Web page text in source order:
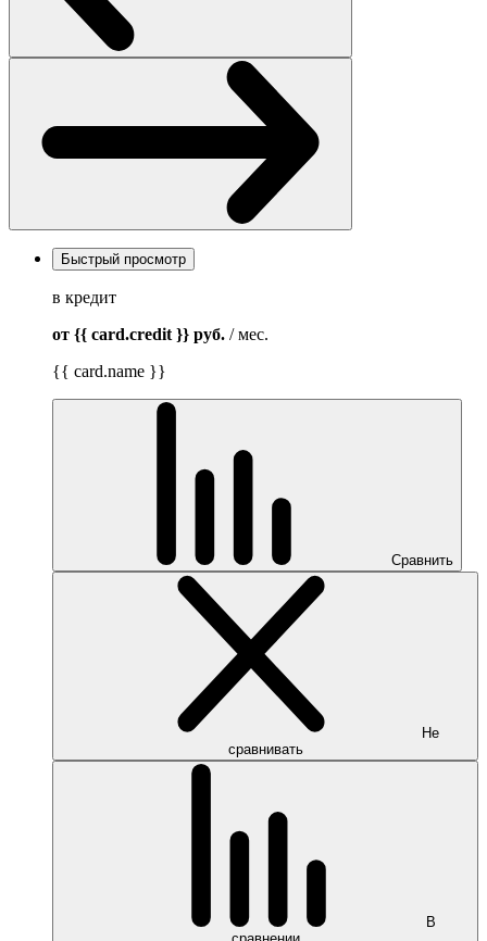
Быстрый просмотр
в кредит
от {{ card.credit }} руб. / мес.
{{ card.name }}
Сравнить
Не
сравнивать
В